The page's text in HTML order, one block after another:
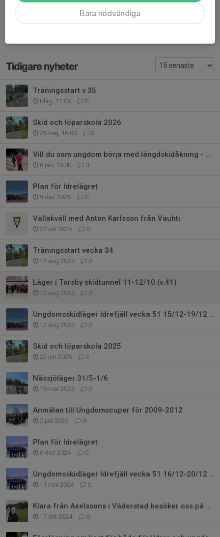
Tidigare nyheter
Träningsstart v.35
Idag, 11:06 0
Skid och löparskola 2026
25 maj, 16:00 0
Vill du som ungdom börja med längdskidåkning - nystart lila grupp
6 jan, 10:00 0
Plan för Idrelägret
9 dec 2025 0
Vallakväll med Anton Karlsson från Vauhti
27 okt 2025 0
Träningsstart vecka 34
14 aug 2025 0
Läger i Torsby skidtunnel 11-12/10 (v.41)
13 aug 2025 0
Ungdomsskidläger Idrefjäll vecka 51 15/12-19/12 2025
12 aug 2025 0
Skid och löparskola 2025
22 jun 2025 0
Nässjöläger 31/5-1/6
16 mar 2025 0
Anmälan till Ungdomscuper för 2009-2012
2 jan 2025 0
Plan för Idrelägret
6 dec 2024 0
Ungdomsskidläger Idrefjäll vecka 51 16/12-20/12 2024
11 nov 2024 0
Klara från Axelssons i Väderstad besöker oss på måndag 21/10
17 okt 2024 0
Bara nödvändiga